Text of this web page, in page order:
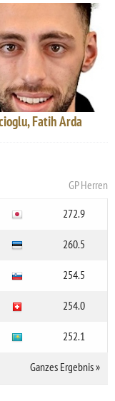
Fatih Arda
GP Herren
272.9
260.5
254.5
254.0
252.1
Ganzes Ergebnis»